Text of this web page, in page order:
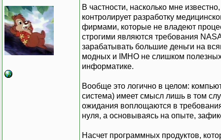
В частности, насколько мне
контролирует разработку
фирмами, которые не владеют
строгими являются требования
зарабатывать большие деньги на
модных и IMHO не слишком
информатике.
Вообще это логично в целом:
система) имеет смысл лишь в том
ожидания воплощаются в
нуля, а основываясь на опыте,
Насчет программных продуктов,